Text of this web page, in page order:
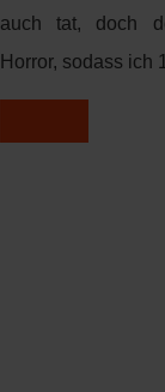
auch tat, doch
Horror, sodass ich